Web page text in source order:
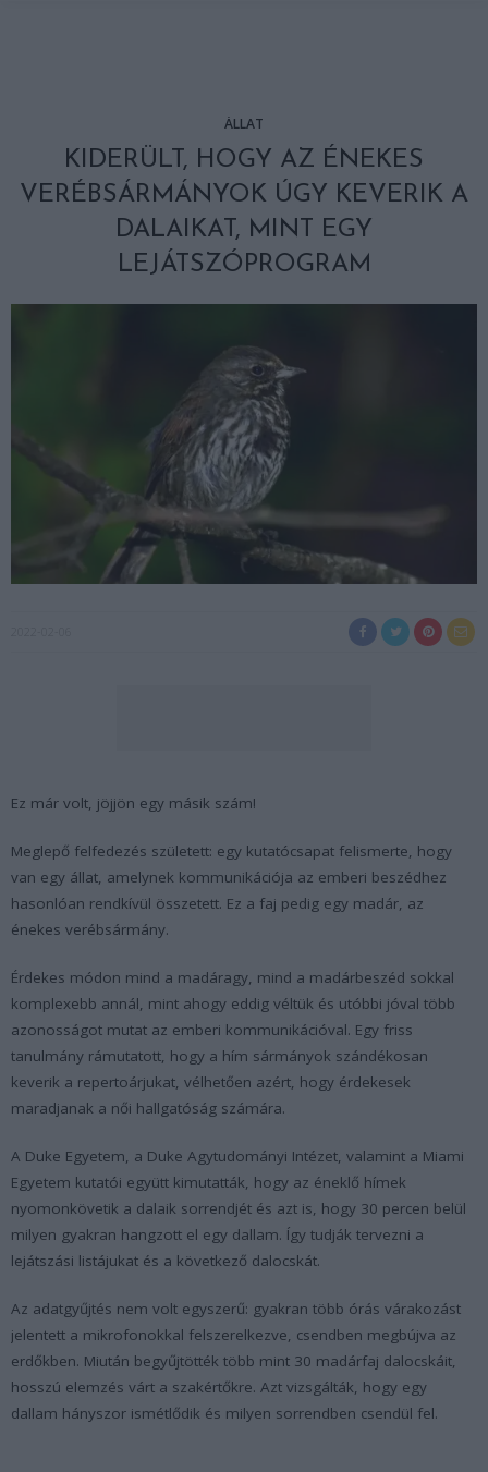
ÁLLAT
KIDERÜLT, HOGY AZ ÉNEKES
VERÉBSÁRMÁNYOK ÚGY KEVERIK A
DALAIKAT, MINT EGY
LEJÁTSZÓPROGRAM
Ez már volt, jöjjön egy másik szám!
Meglepő felfedezés született: egy kutatócsapat felismerte, hogy
van egy állat, amelynek kommunikációja az emberi beszédhez
hasonlóan rendkívül összetett. Ez a faj pedig egy madár, az
énekes verébsármány.
Érdekes módon mind a madáragy, mind a madárbeszéd sokkal
komplexebb annál, mint ahogy eddig véltük és utóbbi jóval több
azonosságot mutat az emberi kommunikációval. Egy friss
tanulmány rámutatott, hogy a hím sármányok szándékosan
keverik a repertoárjukat, vélhetően azért, hogy érdekesek
maradjanak a női hallgatóság számára.
A Duke Egyetem, a Duke Agytudományi Intézet, valamint a Miami
Egyetem kutatói együtt kimutatták, hogy az éneklő hímek
nyomonkövetik a dalaik sorrendjét és azt is, hogy 30 percen belül
milyen gyakran hangzott el egy dallam. Így tudják tervezni a
lejátszási listájukat és a következő dalocskát.
Az adatgyűjtés nem volt egyszerű: gyakran több órás várakozást
jelentett a mikrofonokkal felszerelkezve, csendben megbújva az
erdőkben. Miután begyűjtötték több mint 30 madárfaj dalocskáit,
hosszú elemzés várt a szakértőkre. Azt vizsgálták, hogy egy
dallam hányszor ismétlődik és milyen sorrendben csendül fel.